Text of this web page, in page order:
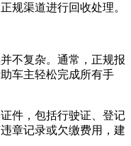
规渠道进行回收处理。
不复杂。通常，正规报
车主轻松完成所有手
件，包括行驶证、登记
章记录或欠缴费用，建